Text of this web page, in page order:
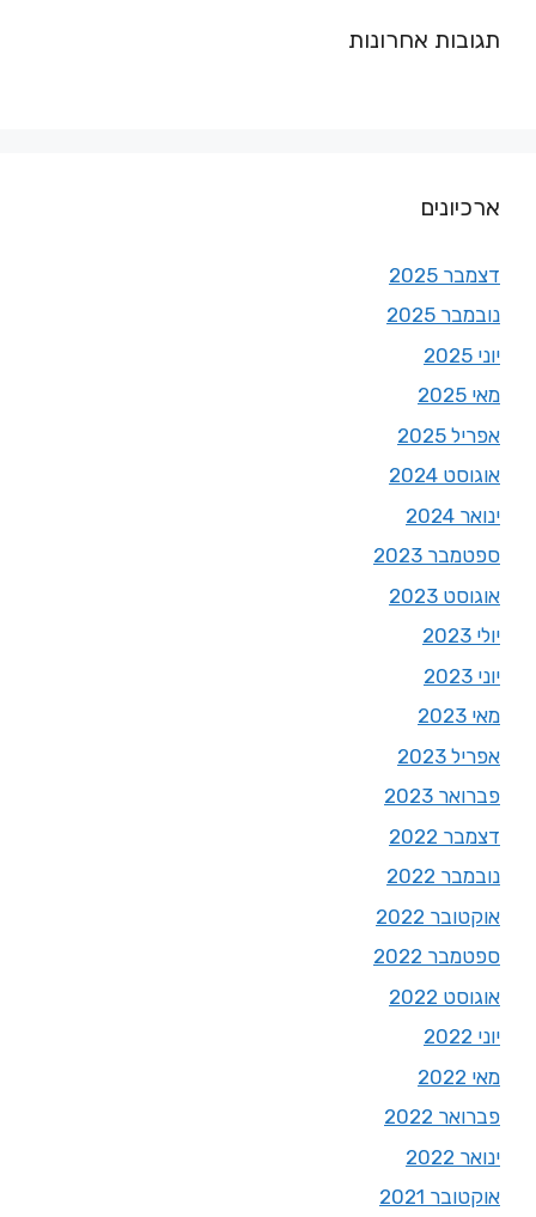
תגובות אחרונות
ארכיונים
דצמבר 2025
נובמבר 2025
יוני 2025
מאי 2025
אפריל 2025
אוגוסט 2024
ינואר 2024
ספטמבר 2023
אוגוסט 2023
יולי 2023
יוני 2023
מאי 2023
אפריל 2023
פברואר 2023
דצמבר 2022
נובמבר 2022
אוקטובר 2022
ספטמבר 2022
אוגוסט 2022
יוני 2022
מאי 2022
פברואר 2022
ינואר 2022
אוקטובר 2021